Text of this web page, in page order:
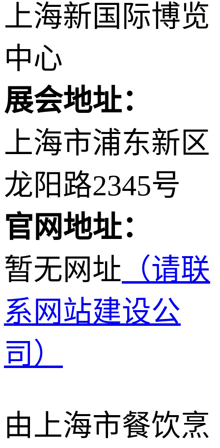
上海新国际博览
中心
展会地址：
上海市浦东新区
龙阳路2345号
官网地址：
暂无网址 （请联
系网站建设公
司）
由上海市餐饮烹